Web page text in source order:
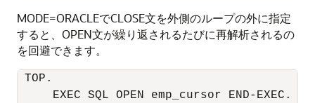
MODE=ORACLEでCLOSE文を外側のループの外に指定
すると、OPEN文が繰り返されるたびに再解析されるの
を回避できます。
TOP.
     EXEC SQL OPEN emp_cursor END-EXEC.